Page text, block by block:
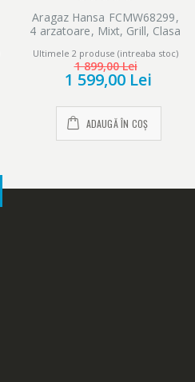
Aragaz Hansa FCMW68299,
4 arzatoare, Mixt, Grill, Clasa
Ultimele 2 produse (intreaba stoc)
1 899,00 Lei
1 599,00 Lei
ADAUGĂ ÎN COȘ